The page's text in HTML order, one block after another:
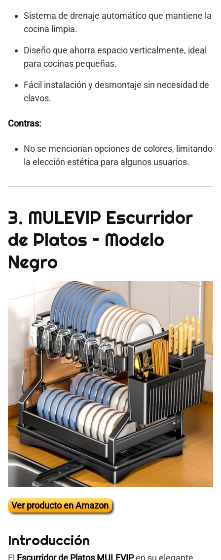
Sistema de drenaje automático que mantiene la
cocina limpia.
Diseño que ahorra espacio verticalmente, ideal
para cocinas pequeñas.
Fácil instalación y desmontaje sin necesidad de
clavos.
Contras:
No se mencionan opciones de colores, limitando
la elección estética para algunos usuarios.
3. MULEVIP Escurridor
de Platos – Modelo
Negro
Ver producto en Amazon
Introducción
El Escurridor de Platos MULEVIPen su elegante